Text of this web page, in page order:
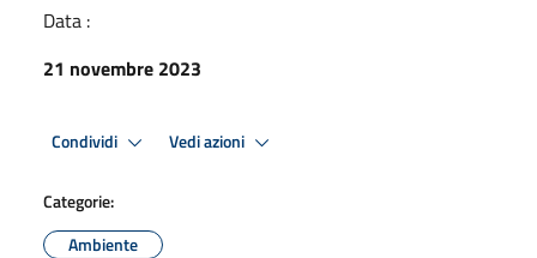
Data :
21 novembre 2023
Condividi Vedi azioni
Categorie:
Ambiente